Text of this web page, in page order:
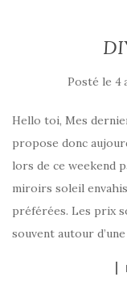
Posté le 4
Hello toi, Mes
propose donc
lors de ce weekend
miroirs soleil
préférées. Les prix
souvent autour